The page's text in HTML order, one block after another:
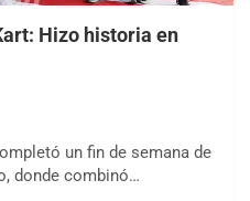
Hizo historia en
un fin de semana de
donde combinó…